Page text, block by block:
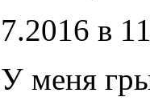
в
меня